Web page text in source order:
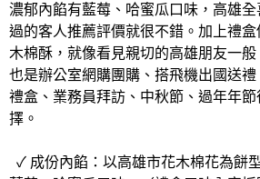
濃郁內餡有藍莓、哈蜜瓜口味，高雄
過的客人推薦評價就很不錯。加上禮
木棉酥，就像看見親切的高雄朋友一般
也是辦公室網購團購、搭飛機出國送
禮盒、業務員拜訪、中秋節、過年年
擇。
✓ 成份內餡：以高雄市花木棉花為餅